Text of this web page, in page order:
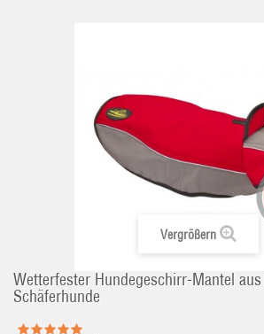
Vergrößern
Wetterfester Hundegeschirr-Mantel
Schäferhunde